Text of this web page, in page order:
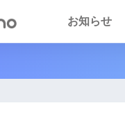
お知らせ